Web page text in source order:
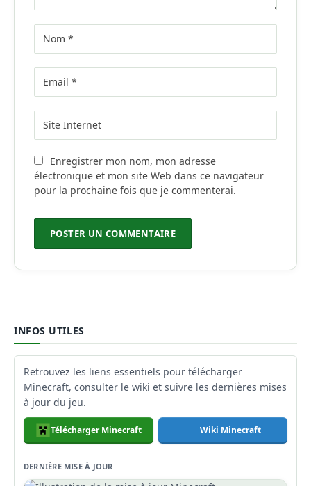
Enregistrer mon nom, mon adresse
électronique et mon site Web dans ce navigateur
pour la prochaine fois que je commenterai.
INFOS UTILES
Retrouvez les liens essentiels pour télécharger
Minecraft, consulter le wiki et suivre les dernières mises
à jour du jeu.
Télécharger Minecraft Wiki Minecraft
DERNIÈRE MISE À JOUR